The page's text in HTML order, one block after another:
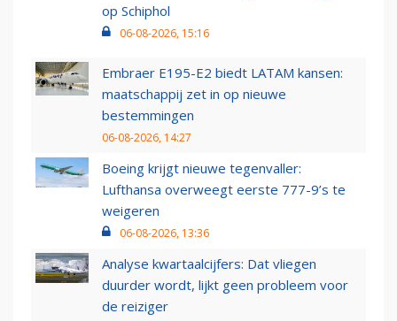
op Schiphol
06-08-2026, 15:16
Embraer E195-E2 biedt LATAM kansen:
maatschappij zet in op nieuwe
bestemmingen
06-08-2026, 14:27
Boeing krijgt nieuwe tegenvaller:
Lufthansa overweegt eerste 777-9’s te
weigeren
06-08-2026, 13:36
Analyse kwartaalcijfers: Dat vliegen
duurder wordt, lijkt geen probleem voor
de reiziger